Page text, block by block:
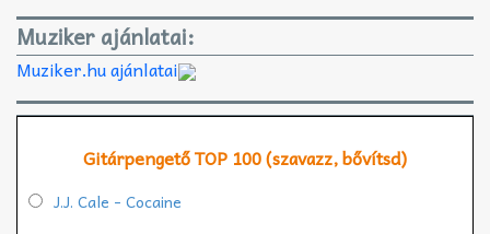
Muziker ajánlatai:
Muziker.hu ajánlatai
Gitárpengető TOP 100 (szavazz, bővítsd)
J.J. Cale - Cocaine